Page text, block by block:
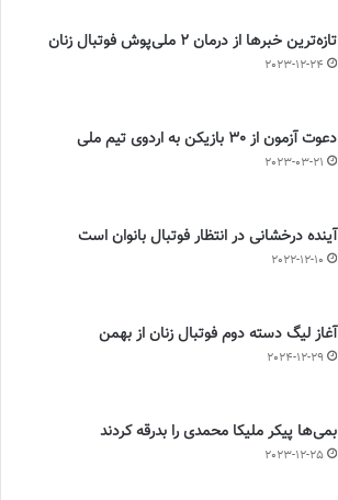
تازه‌ترین خبرها از درمان ۲ ملی‌پوش فوتبال زنان
2023-12-24
دعوت آزمون از 30 بازیکن به اردوی تیم ملی
2023-03-21
آینده درخشانی در انتظار فوتبال بانوان است
2022-12-10
آغاز لیگ دسته دوم فوتبال زنان از بهمن
2024-12-29
بمی‌ها پیکر ملیکا محمدی را بدرقه کردند
2023-12-25